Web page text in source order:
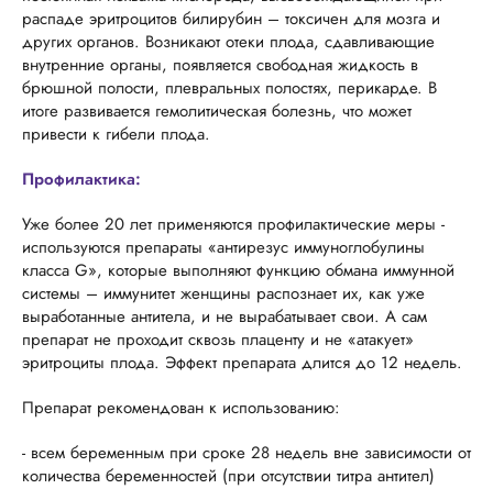
распаде эритроцитов билирубин – токсичен для мозга и
других органов. Возникают отеки плода, сдавливающие
внутренние органы, появляется свободная жидкость в
брюшной полости, плевральных полостях, перикарде. В
итоге развивается гемолитическая болезнь, что может
привести к гибели плода.
Профилактика:
Уже более 20 лет применяются профилактические меры -
используются препараты «антирезус иммуноглобулины
класса G», которые выполняют функцию обмана иммунной
системы – иммунитет женщины распознает их, как уже
выработанные антитела, и не вырабатывает свои. А сам
препарат не проходит сквозь плаценту и не «атакует»
эритроциты плода. Эффект препарата длится до 12 недель.
Препарат рекомендован к использованию:
- всем беременным при сроке 28 недель вне зависимости от
количества беременностей (при отсутствии титра антител)